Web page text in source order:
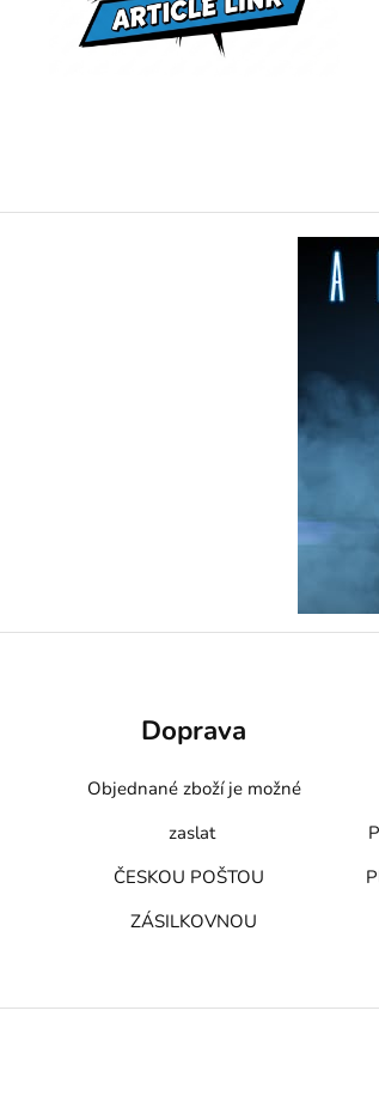
Doprava
Objednané zboží je možné
zaslat
ČESKOU POŠTOU
ZÁSILKOVNOU